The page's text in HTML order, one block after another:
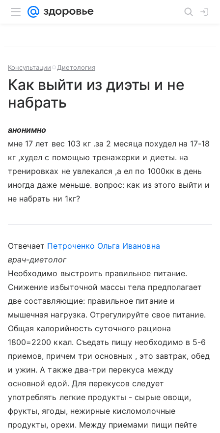
Консультации Диетология
Как выйти из диэты и не
набрать
анонимно
мне 17 лет вес 103 кг .за 2 месяца похудел на 17-18
кг ,худел с помощью тренажерки и диеты. на
тренировках не увлекался ,а ел по 1000кк в день
иногда даже меньше. вопрос: как из этого выйти и
не набрать ни 1кг?
Отвечает Петроченко Ольга Ивановна
врач-диетолог
Необходимо выстроить правильное питание.
Снижение избыточной массы тела предполагает
две составляющие: правильное питание и
мышечная нагрузка. Отрегулируйте свое питание.
Общая калорийность суточного рациона
1800=2200 ккал. Съедать пищу необходимо в 5-6
приемов, причем три основных , это завтрак, обед
и ужин. А также два-три перекуса между
основной едой. Для перекусов следует
употреблять легкие продукты - сырые овощи,
фрукты, ягоды, нежирные кисломолочные
продукты, орехи. Между приемами пищи пейте